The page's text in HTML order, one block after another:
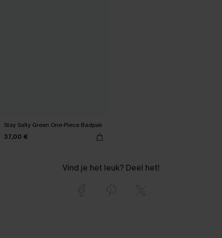
Stay Salty Green One-Piece Badpak
37,00 €
Vind je het leuk? Deel het!